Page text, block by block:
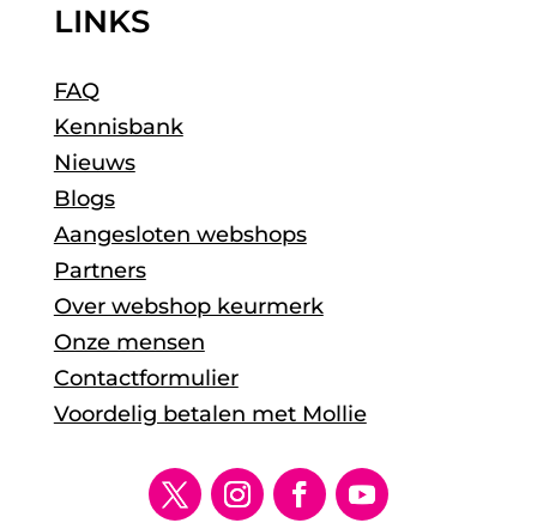
LINKS
FAQ
Kennisbank
Nieuws
Blogs
Aangesloten webshops
Partners
Over webshop keurmerk
Onze mensen
Contactformulier
Voordelig betalen met Mollie